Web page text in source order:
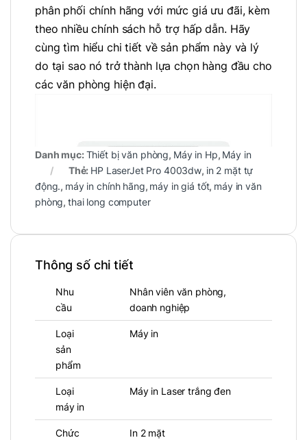
phân phối chính hãng với mức giá ưu đãi, kèm
theo nhiều chính sách hỗ trợ hấp dẫn. Hãy
cùng tìm hiểu chi tiết về sản phẩm này và lý
do tại sao nó trở thành lựa chọn hàng đầu cho
các văn phòng hiện đại.
Tổng quan về HP LaserJet Pro
4003dw
HP LaserJet Pro 4003dw (2Z610A)
Danh mục:Thiết bị văn phòng, Máy in Hp, Máy in
Thẻ: HP LaserJet Pro 4003dw, in 2 mặt tự
động., máy in chính hãng, máy in giá tốt, máy in văn
phòng,thai long computer
Thông số chi tiết
Nhu
cầu
Nhân viên văn phòng,
doanh nghiệp
Loại
sản
phẩm
Máy in
Loại
máy in
Máy in Laser trắng đen
Chức
In 2 mặt